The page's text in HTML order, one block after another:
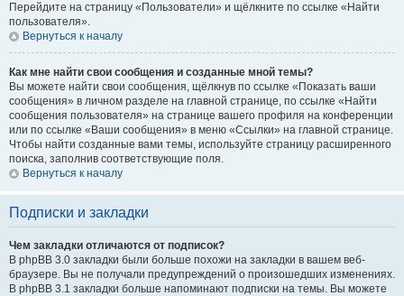
Перейдите на страницу «Пользователи» и щёлкните по ссылке «Найти
пользователя».
Вернуться к началу
Как мне найти свои сообщения и созданные мной темы?
Вы можете найти свои сообщения, щёлкнув по ссылке «Показать ваши
сообщения» в личном разделе на главной странице, по ссылке «Найти
сообщения пользователя» на странице вашего профиля на конференции
или по ссылке «Ваши сообщения» в меню «Ссылки» на главной странице.
Чтобы найти созданные вами темы, используйте страницу расширенного
поиска, заполнив соответствующие поля.
Вернуться к началу
Подписки и закладки
Чем закладки отличаются от подписок?
В phpBB 3.0 закладки были больше похожи на закладки в вашем веб-
браузере. Вы не получали предупреждений о произошедших изменениях.
В phpBB 3.1 закладки больше напоминают подписки на темы. Вы можете